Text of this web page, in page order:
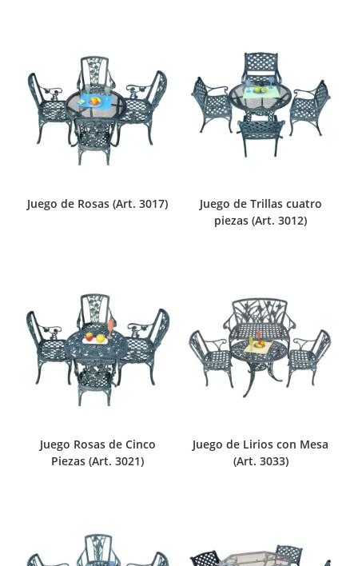
Juego de Rosas (Art. 3017)
Juego de Trillas cuatro
piezas (Art. 3012)
Juego Rosas de Cinco
Piezas (Art. 3021)
Juego de Lirios con Mesa
(Art. 3033)